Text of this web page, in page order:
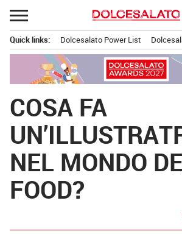
Passa
al
contenuto
principale
Quick links: Dolcesalato Power List
COSA FA
NEL MONDO
FOOD?